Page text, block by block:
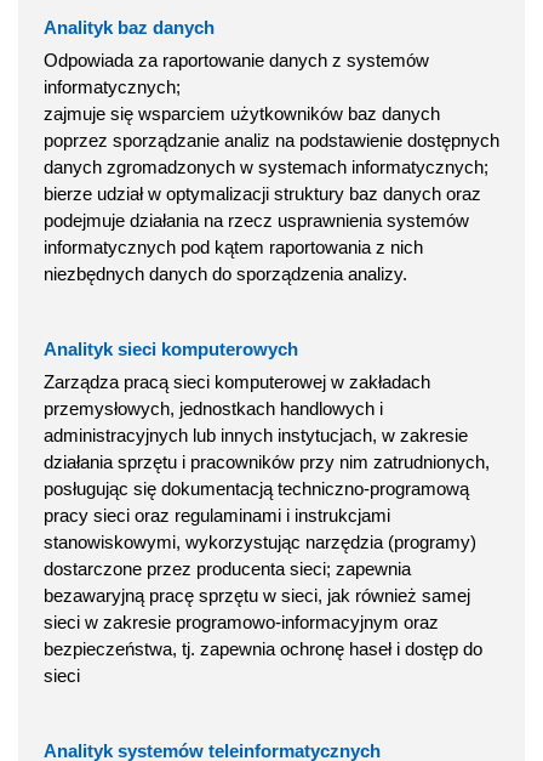
Analityk baz danych
Odpowiada za raportowanie danych z systemów
informatycznych;
zajmuje się wsparciem użytkowników baz danych
poprzez sporządzanie analiz na podstawienie dostępnych
danych zgromadzonych w systemach informatycznych;
bierze udział w optymalizacji struktury baz danych oraz
podejmuje działania na rzecz usprawnienia systemów
informatycznych pod kątem raportowania z nich
niezbędnych danych do sporządzenia analizy.
Analityk sieci komputerowych
Zarządza pracą sieci komputerowej w zakładach
przemysłowych, jednostkach handlowych i
administracyjnych lub innych instytucjach, w zakresie
działania sprzętu i pracowników przy nim zatrudnionych,
posługując się dokumentacją techniczno-programową
pracy sieci oraz regulaminami i instrukcjami
stanowiskowymi, wykorzystując narzędzia (programy)
dostarczone przez producenta sieci; zapewnia
bezawaryjną pracę sprzętu w sieci, jak również samej
sieci w zakresie programowo-informacyjnym oraz
bezpieczeństwa, tj. zapewnia ochronę haseł i dostęp do
sieci
Analityk systemów teleinformatycznych